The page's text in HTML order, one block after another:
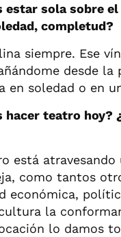
estar sola sobre
completud?
siempre. Ese
desde la
en soledad o en
hacer teatro hoy?
está atravesando
como tantos
económica,
la
lo damos